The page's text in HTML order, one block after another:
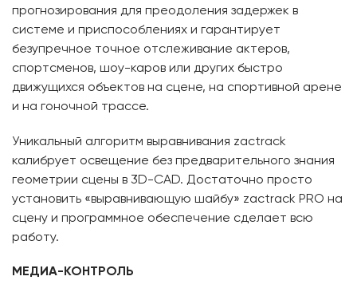
прогнозирования для преодоления задержек в
системе и приспособлениях и гарантирует
безупречное точное отслеживание актеров,
спортсменов, шоу-каров или других быстро
движущихся объектов на сцене, на спортивной арене
и на гоночной трассе.
Уникальный алгоритм выравнивания zactrack
калибрует освещение без предварительного знания
геометрии сцены в 3D-CAD. Достаточно просто
установить «выравнивающую шайбу» zactrack PRO на
сцену и программное обеспечение сделает всю
работу.
МЕДИА-КОНТРОЛЬ